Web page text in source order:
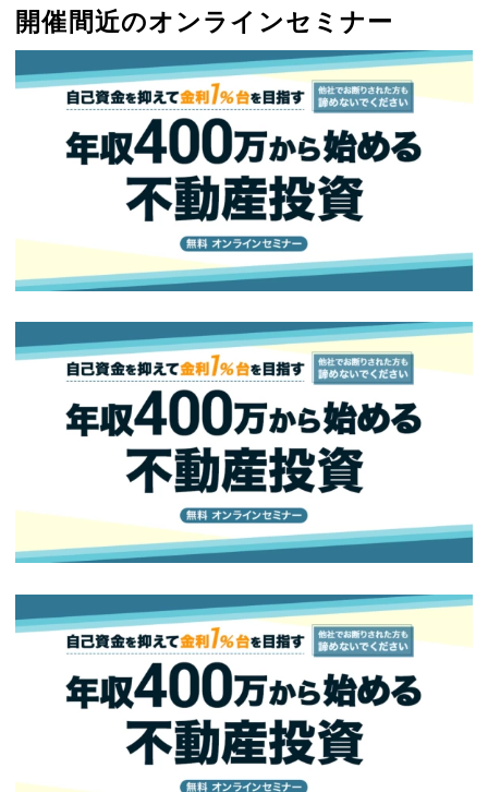
開催間近のオンラインセミナー